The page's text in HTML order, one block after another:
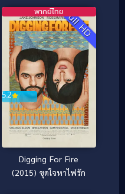
Full HD
5.2
พากย์ไทย
Digging For Fire
(2015) ขุดใจหาไฟรัก